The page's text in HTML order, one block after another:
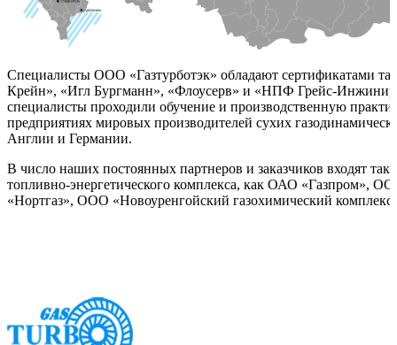
Специалисты ООО «Газтурботэк» обладают сертификатами
Крейн», «Игл Бургманн», «Флоусерв» и «НПФ Грейс-
специалисты проходили обучение и производственную
предприятиях мировых производителей сухих
Англии и Германии.
В число наших постоянных партнеров и заказчиков входят
топливно-энергетического комплекса, как ОАО «Газпром»,
«Нортгаз», ООО «Новоуренгойский газохимический